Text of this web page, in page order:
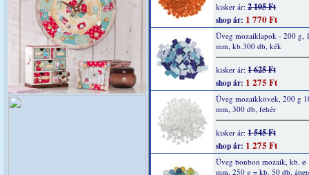
kisker ár: 2 105 Ft
shop ár: 1 770 Ft
Üveg mozaiklapok - 200 g,
mm, kb.300 db, kék
kisker ár: 1 625 Ft
shop ár: 1 275 Ft
Üveg mozaikkövek, 200 g
mm, 300 db, fehér
kisker ár: 1 545 Ft
shop ár: 1 275 Ft
Üveg bonbon mozaik, kb. ø
mm, 250 g = kb. 50 db,